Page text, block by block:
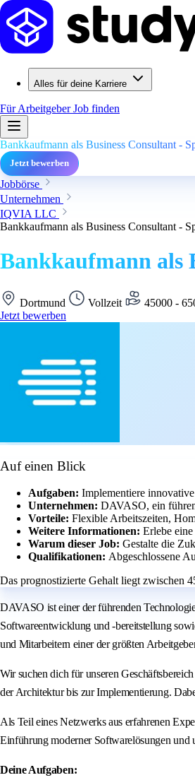
Alles für deine Karriere
Für ArbeitgeberJob finden
Bankkaufmann als Business Consultant -
Jetzt bewerben
Jobbörse
Unternehmen
IQVIA LLC
Bankkaufmann als Business Consultant -
Bankkaufmann als
Dortmund Vollzeit 45000 -
Jetzt bewerben
Auf einen Blick
Aufgaben: Implementiere
Unternehmen: DAVASO, ein
Vorteile: Flexible Arbeitszeiten,
Weitere Informationen: Erlebe
Warum dieser Job: Gestalte die
Qualifikationen: Abgeschlossene
Das prognostizierte Gehalt liegt zwischen
DAVASO ist einer der führenden
Softwareentwicklung und -bereitstellung
und Mitarbeitern einer der größten
Wir suchen dich für unseren
der Architektur bis zur Implementierung.
Als Teil eines Netzwerks aus erfahrenen
Einführung moderner Softwarelösungen und
Deine Aufgaben: